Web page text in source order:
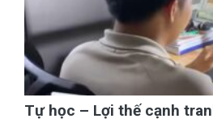
Tự học – Lợi thế cạnh